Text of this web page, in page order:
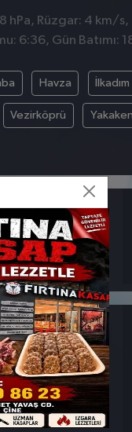
hPa, Rüzgar: 4 km/
6:36, Gün Batımı:
Havza İlkadım
Vezirköprü
RÜZGAR
4km/s
27 MART
CUMA
10